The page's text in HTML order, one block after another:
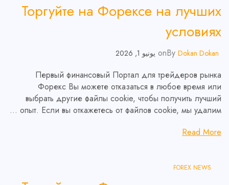
Торгуйте на Форексе на лучших
условиях
By Dokan Dokan
on يونيو 1, 2026
Первый финансовый Портал для трейдеров рынка
Форекс Вы можете отказаться в любое время или
выбрать другие файлы cookie, чтобы получить лучший
опыт. Если вы откажетесь от файлов cookie, мы удалим …
Read More
FOREX NEWS